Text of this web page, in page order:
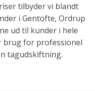
tilbyder vi blandt
i Gentofte, Ordrup
ud til kunder i hele
brug for professionel
tagudskiftning.